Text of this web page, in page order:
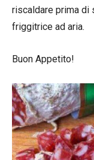
riscaldare prima di
friggitrice ad aria.
Buon Appetito!